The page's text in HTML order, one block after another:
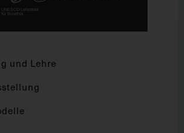
und Lehre